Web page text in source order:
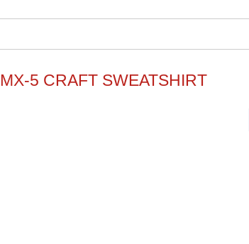
MX-5 CRAFT SWEATSHIRT